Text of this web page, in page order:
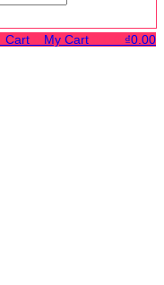
Cart My Cart ₫0.00